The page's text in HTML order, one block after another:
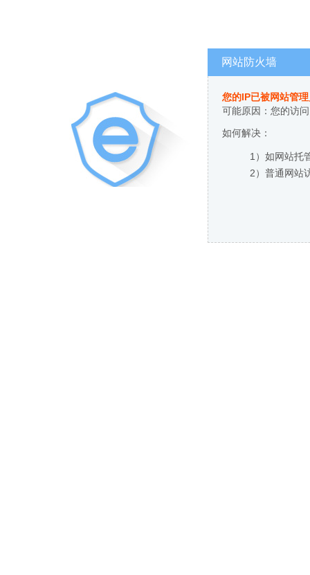
网站防火墙
您的IP已被网站管
可能原因：您的访
如何解决：
1）如网站托
2）普通网站